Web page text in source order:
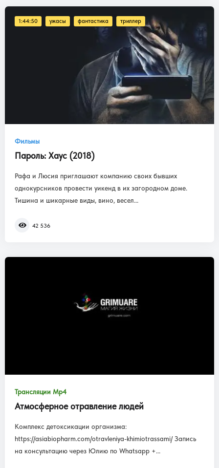
1:44:50 ужасы фантастика триллер
Фильмы
Пароль: Хаус (2018)
Рафа и Люсия приглашают компанию своих бывших
однокурсников провести уикенд в их загородном доме.
Тишина и шикарные виды, вино, весел...
42 536
Трансляции Mp4
Атмосферное отравление людей
Комплекс детоксикации организма:
https://asiabiopharm.com/otravleniya-khimiotrassami/ Запись
на консультацию через Юлию по Whatsapp +...